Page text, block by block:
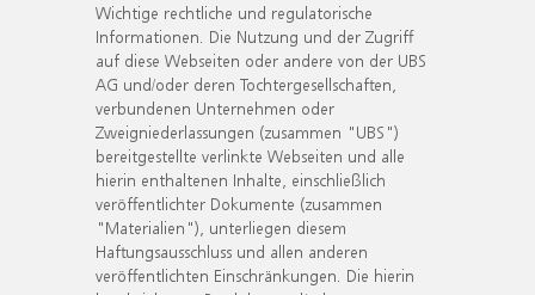
Wichtige rechtliche und regulatorische
Informationen. Die Nutzung und der Zugriff
auf diese Webseiten oder andere von der UBS
AG und/oder deren Tochtergesellschaften,
verbundenen Unternehmen oder
Zweigniederlassungen (zusammen "UBS")
bereitgestellte verlinkte Webseiten und alle
hierin enthaltenen Inhalte, einschließlich
veröffentlichter Dokumente (zusammen
"Materialien"), unterliegen diesem
Haftungsausschluss und allen anderen
veröffentlichten Einschränkungen. Die hierin